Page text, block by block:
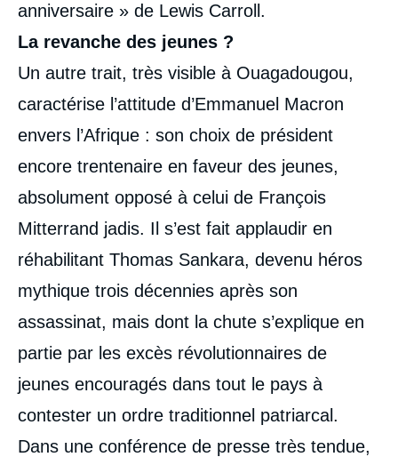
anniversaire » de Lewis Carroll.
La revanche des jeunes ?
Un autre trait, très visible à Ouagadougou,
caractérise l’attitude d’Emmanuel Macron
envers l’Afrique : son choix de président
encore trentenaire en faveur des jeunes,
absolument opposé à celui de François
Mitterrand jadis. Il s’est fait applaudir en
réhabilitant Thomas Sankara, devenu héros
mythique trois décennies après son
assassinat, mais dont la chute s’explique en
partie par les excès révolutionnaires de
jeunes encouragés dans tout le pays à
contester un ordre traditionnel patriarcal.
Dans une conférence de presse très tendue,
Image
couverture
de
la
François GAULME, « "Il n'y a plus de
politique africaine." Emmanuel Macron et le
fantôme de François Mitterrand »,
Éditoriaux, Ifri, 6 décembre 2017.